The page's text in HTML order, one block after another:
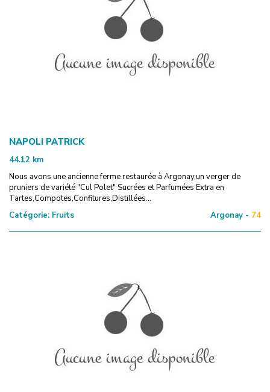
NAPOLI PATRICK
44.12 km
Nous avons une ancienne ferme restaurée à Argonay,un verger de
pruniers de variété "Cul Polet" Sucrées et Parfumées Extra en
Tartes,Compotes,Confitures,Distillées...
Catégorie: Fruits Argonay - 74